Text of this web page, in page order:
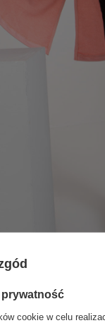
prywatność
cookie w celu